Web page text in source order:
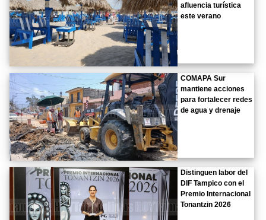
afluencia turística
este verano
COMAPA Sur
mantiene acciones
para fortalecer redes
de agua y drenaje
Distinguen labor del
DIF Tampico con el
Premio Internacional
Tonantzin 2026